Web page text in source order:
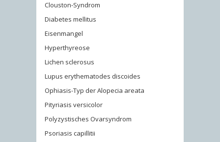
Clouston-Syndrom
Diabetes mellitus
Eisenmangel
Hyperthyreose
Lichen sclerosus
Lupus erythematodes discoides
Ophiasis-Typ der Alopecia areata
Pityriasis versicolor
Polyzystisches Ovarsyndrom
Psoriasis capillitii